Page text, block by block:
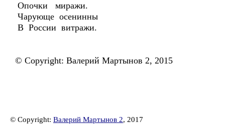
Опочки миражи.
Чарующе осенинны
В России витражи.
© Copyright: Валерий Мартынов 2, 2015
© Copyright: Валерий Мартынов 2, 2017